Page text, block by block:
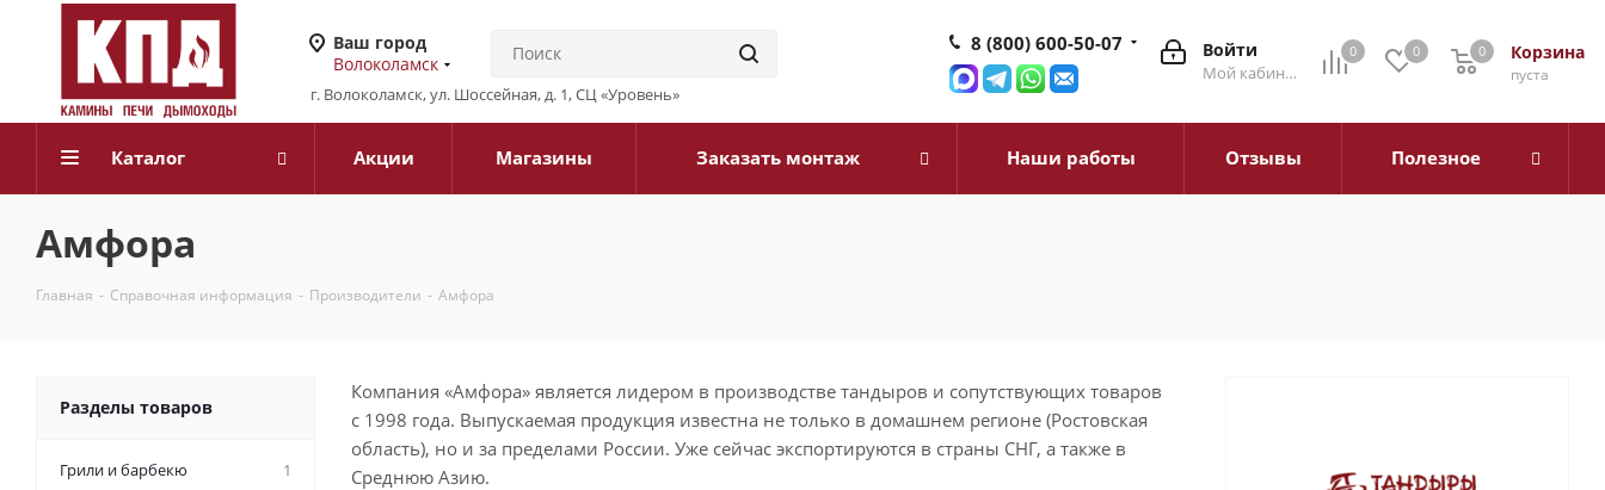
Ваш город
Волоколамск
г. Волоколамск, ул. Шоссейная, д. 1, СЦ «Уровень»
0 0 Корзина
0
пуста
0
Войти
Мой кабинет
8 (800) 600-50-07
Каталог Акции Магазины Заказать монтаж Наши работы Отзывы Полезное
Амфора
Главная - Справочная информация - Производители - Амфора
Компания «Амфора» является лидером в производстве тандыров и сопутствующих товаров
с 1998 года. Выпускаемая продукция известна не только в домашнем регионе (Ростовская
область), но и за пределами России. Уже сейчас экспортируются в страны СНГ, а также в
Среднюю Азию.
Разделы товаров
Грили и барбекю
1